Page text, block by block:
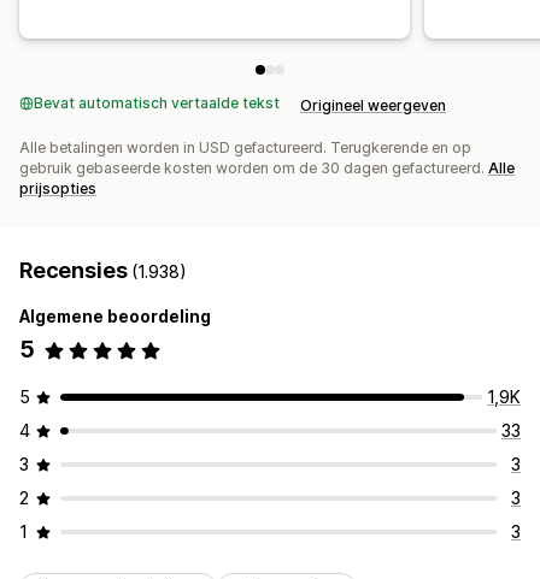
Bevat automatisch vertaalde tekst Origineel weergeven
Alle betalingen worden in USD gefactureerd. Terugkerende en op
gebruik gebaseerde kosten worden om de 30 dagen gefactureerd. Alle
prijsopties
Recensies (1.938)
Algemene beoordeling
5
5
1,9K
4
33
3
3
2
3
1
3